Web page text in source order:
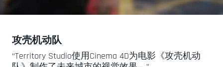
攻壳机动队
“Territory Studio使用Cinema 4D为电影《攻壳机动